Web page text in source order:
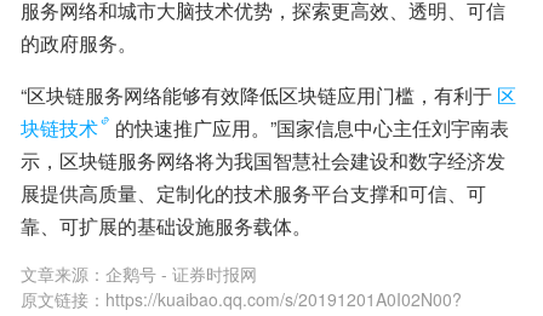
服务网络和城市大脑技术优势，探索更高效、透明、可信
的政府服务。
“区块链服务网络能够有效降低区块链应用门槛，有利于 区
块链技术
的快速推广应用。”国家信息中心主任刘宇南表
示，区块链服务网络将为我国智慧社会建设和数字经济发
展提供高质量、定制化的技术服务平台支撑和可信、可
靠、可扩展的基础设施服务载体。
文章来源： 企鹅号 - 证券时报网
原文链接： https://kuaibao.qq.com/s/20191201A0I02N00?